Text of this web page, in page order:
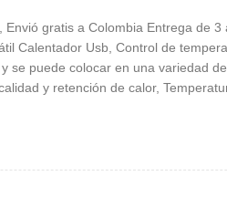
Envió gratis a Colombia Entrega de
Calentador Usb, Control de
se puede colocar en una variedad
y retención de calor,